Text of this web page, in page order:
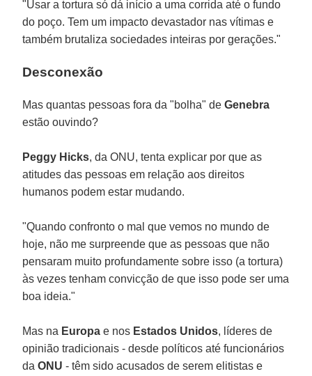
"Usar a tortura só dá início a uma corrida até o fundo
do poço. Tem um impacto devastador nas vítimas e
também brutaliza sociedades inteiras por gerações."
Desconexão
Mas quantas pessoas fora da "bolha" deGenebra
estão ouvindo?
Peggy Hicks, da ONU, tenta explicar por que as
atitudes das pessoas em relação aos direitos
humanos podem estar mudando.
"Quando confronto o mal que vemos no mundo de
hoje, não me surpreende que as pessoas que não
pensaram muito profundamente sobre isso (a tortura)
às vezes tenham convicção de que isso pode ser uma
boa ideia."
Mas na Europa e nos Estados Unidos, líderes de
opinião tradicionais - desde políticos até funcionários
daONU - têm sido acusados de serem elitistas e